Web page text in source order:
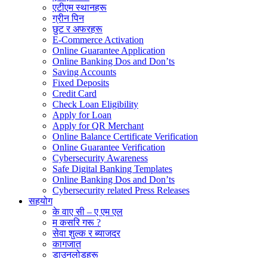
एटीएम स्थानहरू
ग्रीन पिन
छुट र अफरहरू
E-Commerce Activation
Online Guarantee Application
Online Banking Dos and Don’ts
Saving Accounts
Fixed Deposits
Credit Card
Check Loan Eligibility
Apply for Loan
Apply for QR Merchant
Online Balance Certificate Verification
Online Guarantee Verification
Cybersecurity Awareness
Safe Digital Banking Templates
Online Banking Dos and Don’ts
Cybersecurity related Press Releases
सहयोग
के वाए सी – ए एम एल
म कसरि गरू ?
सेवा शुल्क र ब्याजदर
कागजात
डाउनलोडहरू